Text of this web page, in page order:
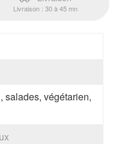
Livraison : 30 à 45 mn
salades, végétarien,